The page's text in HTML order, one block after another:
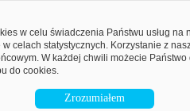
w celu świadczenia Państwu usług
celach statystycznych. Korzystanie z
W każdej chwili możecie
do cookies.
Zrozumiałem